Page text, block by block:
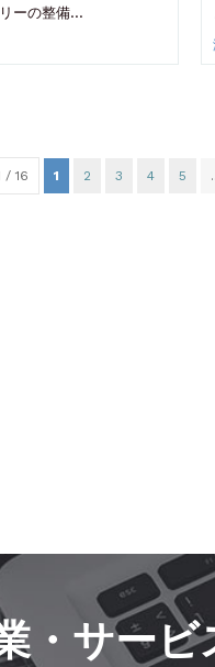
ーの整備…
/ 16 1 2 3 4 5
・サービ